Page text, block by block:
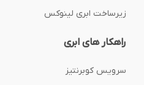
زیرساخت ابری لینوکس
راهکار های ابری
سرویس کوبرنتیز